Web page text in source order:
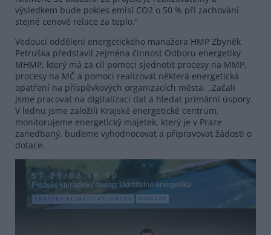
výsledkem bude pokles emisí CO2 o 50 % při zachování
stejné cenové relace za teplo.“
Vedoucí oddělení energetického manažera HMP Zbyněk
Petruška představil zejména činnost Odboru energetiky
MHMP, který má za cíl pomoci sjednotit procesy na MMP,
procesy na MČ a pomoci realizovat některá energetická
opatření na příspěvkových organizacích města. „Začali
jsme pracovat na digitalizaci dat a hledat primární úspory.
V lednu jsme založili Krajské energetické centrum,
monitorujeme energetický majetek, který je v Praze
zanedbaný, budeme vyhodnocovat a připravovat žádosti o
dotace.